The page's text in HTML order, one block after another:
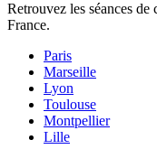
Retrouvez les séances
France.
Paris
Marseille
Lyon
Toulouse
Montpellier
Lille